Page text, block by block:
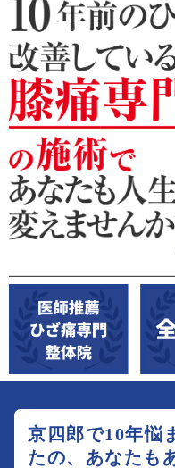
京四郎で10年悩
たの、あなたも